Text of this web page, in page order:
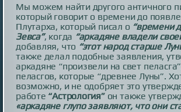
Мы можем найти другого античного
который говорит о времени до
Плутарха, который писал о “времени
Зевса”, когда “аркадяне владели
добавляя, что “этот народ старше
также делал подобные заявления,
аркадяне “произвели на свет
пеласгов, которые “древнее Луны”.
возможно, и не одобряет это
работе “Астрология”он также
«аркадяне глупо заявляют, что они